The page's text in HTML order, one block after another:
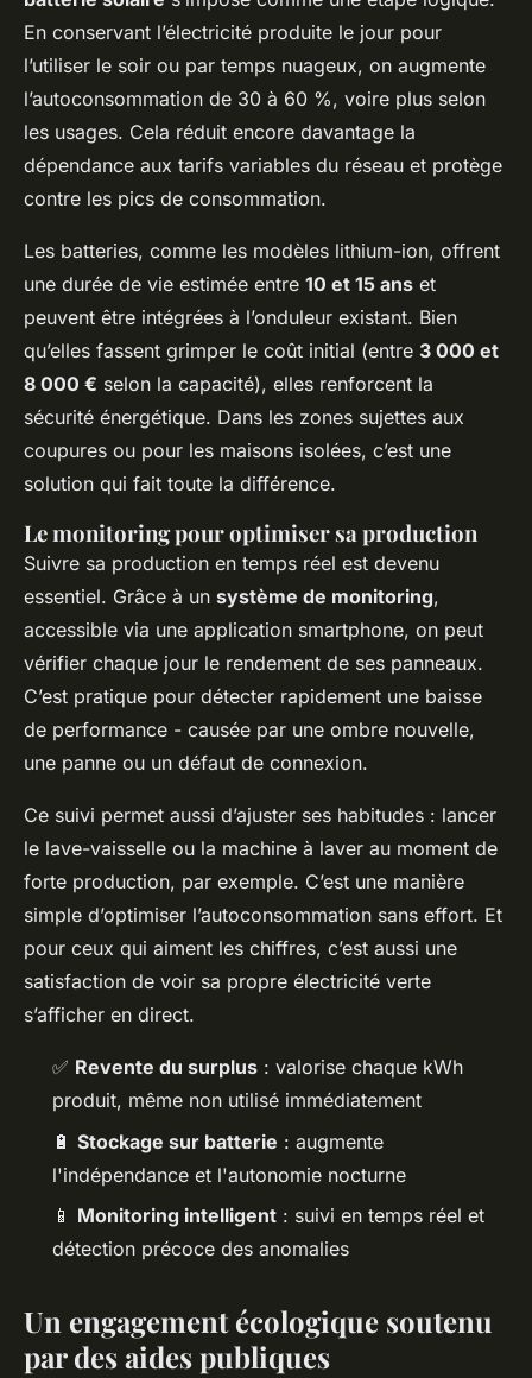
En conservant l’électricité produite le jour pour
l’utiliser le soir ou par temps nuageux, on augmente
l’autoconsommation de 30 à 60 %, voire plus selon
les usages. Cela réduit encore davantage la
dépendance aux tarifs variables du réseau et protège
contre les pics de consommation.
Les batteries, comme les modèles lithium-ion, offrent
une durée de vie estimée entre 10 et 15 ans et
peuvent être intégrées à l’onduleur existant. Bien
qu’elles fassent grimper le coût initial (entre 3 000 et
8 000 € selon la capacité), elles renforcent la
sécurité énergétique. Dans les zones sujettes aux
coupures ou pour les maisons isolées, c’est une
solution qui fait toute la différence.
Le monitoring pour optimiser sa production
Suivre sa production en temps réel est devenu
essentiel. Grâce à un système de monitoring,
accessible via une application smartphone, on peut
vérifier chaque jour le rendement de ses panneaux.
C’est pratique pour détecter rapidement une baisse
de performance - causée par une ombre nouvelle,
une panne ou un défaut de connexion.
Ce suivi permet aussi d’ajuster ses habitudes : lancer
le lave-vaisselle ou la machine à laver au moment de
forte production, par exemple. C’est une manière
simple d’optimiser l’autoconsommation sans effort. Et
pour ceux qui aiment les chiffres, c’est aussi une
satisfaction de voir sa propre électricité verte
s’afficher en direct.
✅ Revente du surplus : valorise chaque kWh
produit, même non utilisé immédiatement
🔋 Stockage sur batterie : augmente
l'indépendance et l'autonomie nocturne
📱 Monitoring intelligent : suivi en temps réel et
détection précoce des anomalies
Un engagement écologique soutenu
par des aides publiques